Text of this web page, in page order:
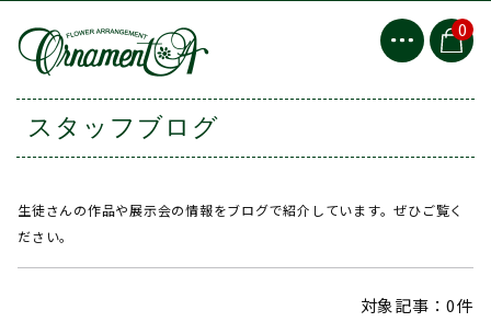
0
スタッフブログ
生徒さんの作品や展示会の情報をブログで紹介しています。ぜひご覧く
ださい。
対象記事：0件